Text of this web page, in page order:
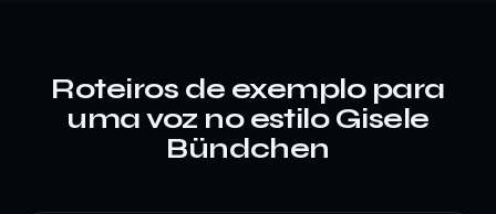
Roteiros de exemplo para
uma voz no estilo Gisele
Bündchen